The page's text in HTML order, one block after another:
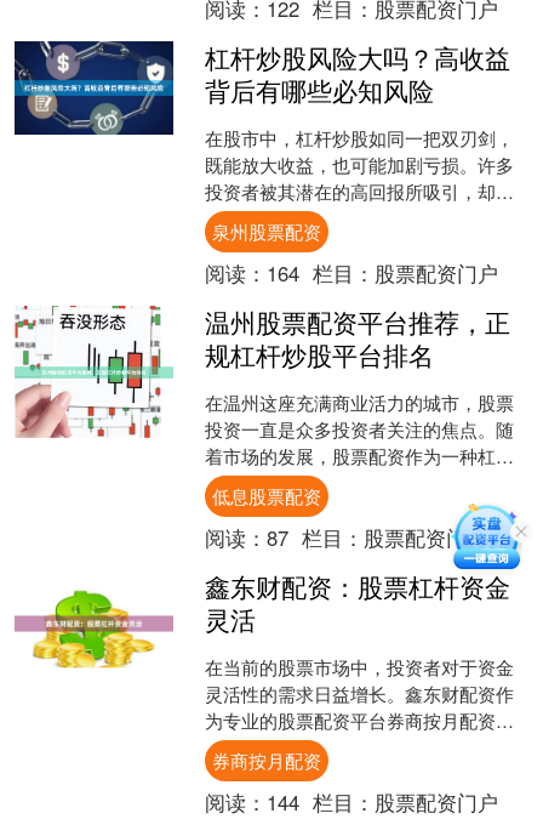
阅读： 122 栏目： 股票配资门户
杠杆炒股风险大吗？高收益
背后有哪些必知风险
在股市中，杠杆炒股如同一把双刃剑，
既能放大收益，也可能加剧亏损。许多
投资者被其潜在的高回报所吸引，却往
往忽视了背后隐藏的巨大风险。本文将
深入探讨杠杆炒股的风险泉....
泉州股票配资
阅读： 164 栏目： 股票配资门户
温州股票配资平台推荐，正
规杠杆炒股平台排名
在温州这座充满商业活力的城市，股票
投资一直是众多投资者关注的焦点。随
着市场的发展，股票配资作为一种杠杆
工具，为投资者提供了放大收益的可能
性。然而，面对市场上众多....
低息股票配资
阅读： 87 栏目： 股票配资门户
鑫东财配资：股票杠杆资金
灵活
在当前的股票市场中，投资者对于资金
灵活性的需求日益增长。鑫东财配资作
为专业的股票配资平台券商按月配资，
以其灵活的资金配置方案，为投资者提
供了更多元的投资选择。 ....
券商按月配资
阅读： 144 栏目： 股票配资门户